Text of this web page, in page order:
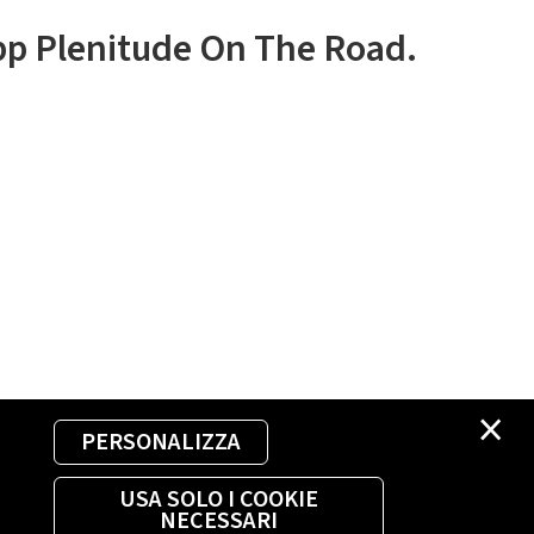
×
PERSONALIZZA
USA SOLO I COOKIE
NECESSARI
Plenitude On The Road.